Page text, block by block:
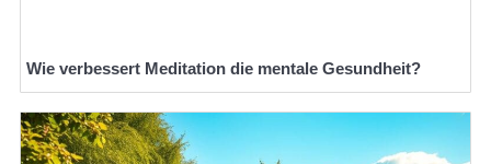
Wie verbessert Meditation die mentale Gesundheit?